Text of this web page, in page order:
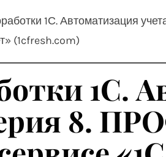
1С. Автоматизация
(1cfresh.com)
1С.
8.